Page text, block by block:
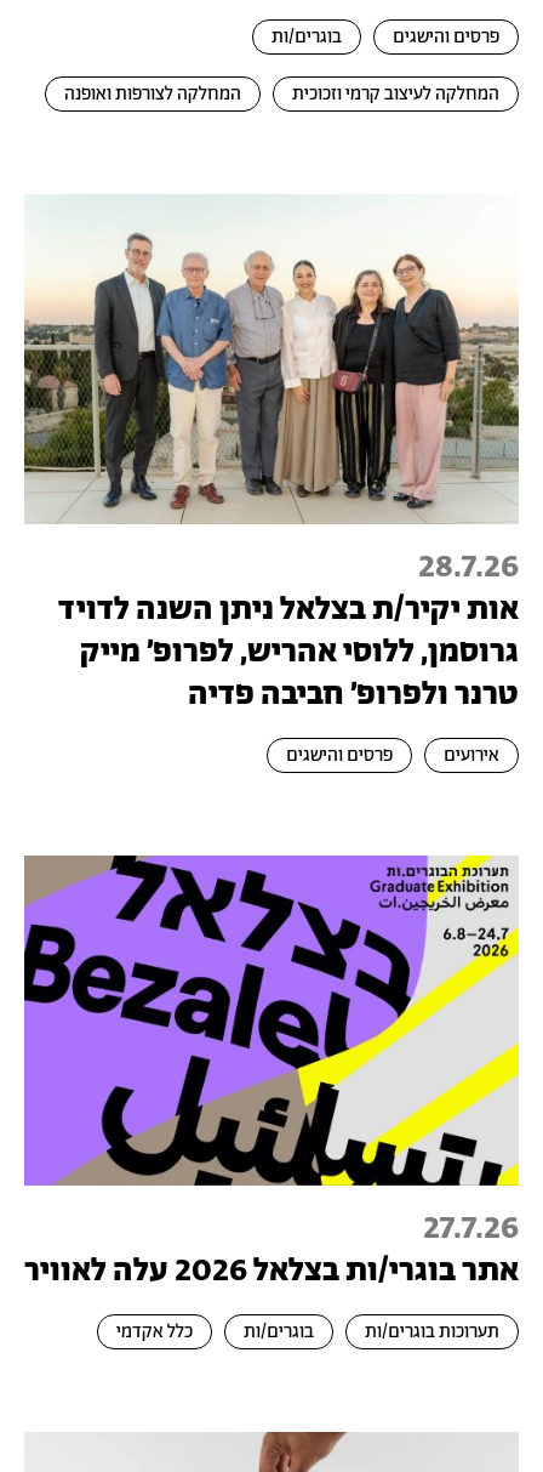
פרסים והישגים בוגרים/ות
המחלקה לעיצוב קרמי וזכוכית המחלקה לצורפות ואופנה
28.7.26
אות יקיר/ת בצלאל ניתן השנה לדויד
גרוסמן, ללוסי אהריש, לפרופ׳ מייק
טרנר ולפרופ׳ חביבה פדיה
אירועים פרסים והישגים
27.7.26
אתר בוגרי/ות בצלאל 2026 עלה לאוויר
תערוכות בוגרים/ות בוגרים/ות כלל אקדמי